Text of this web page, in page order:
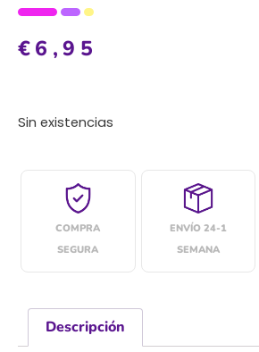
€6,95
Sin existencias
COMPRA
SEGURA
ENVÍO 24-1
SEMANA
Descripción